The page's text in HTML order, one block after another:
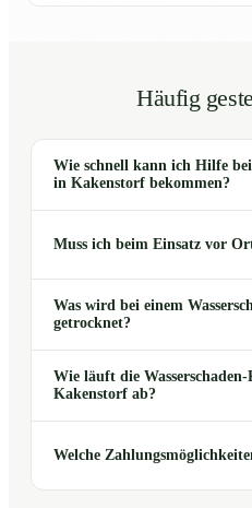
Häufig
Wie schnell kann ich Hilfe bei
in Kakenstorf bekommen?
Muss ich beim Einsatz vor
Was wird bei einem
getrocknet?
Wie läuft die
Kakenstorf ab?
Welche